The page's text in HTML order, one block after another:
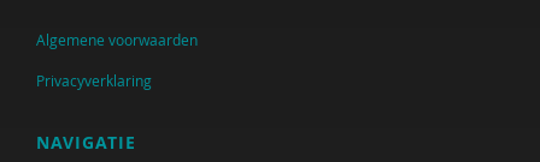
Algemene voorwaarden
Privacyverklaring
NAVIGATIE